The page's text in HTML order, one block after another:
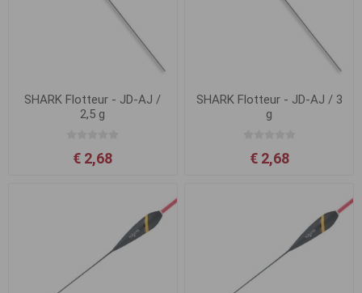
SHARK Flotteur - JD-AJ /
2,5 g
€ 2,68
SHARK Flotteur - JD-AJ / 3
g
€ 2,68